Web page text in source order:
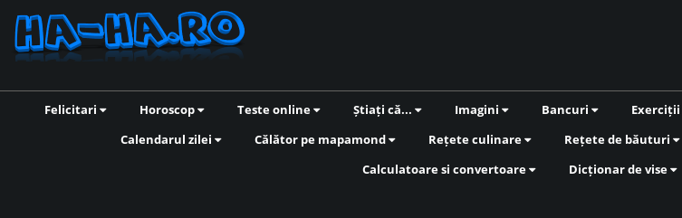
Felicitari Horoscop Teste online Știați că... Imagini Bancuri
Calendarul zilei
Călător pe mapamond Rețete culinare Rețete de băuturi
Calculatoare si convertoare
Dicționar de vise